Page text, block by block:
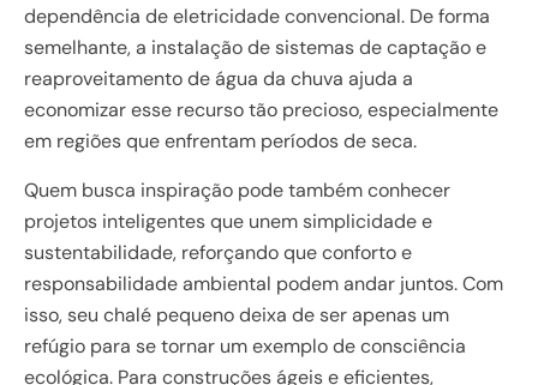
dependência de eletricidade convencional. De forma
semelhante, a instalação de sistemas de captação e
reaproveitamento de água da chuva ajuda a
economizar esse recurso tão precioso, especialmente
em regiões que enfrentam períodos de seca.
Quem busca inspiração pode também conhecer
projetos inteligentes que unem simplicidade e
sustentabilidade, reforçando que conforto e
responsabilidade ambiental podem andar juntos. Com
isso, seu chalé pequeno deixa de ser apenas um
refúgio para se tornar um exemplo de consciência
ecológica. Para construções ágeis e eficientes,